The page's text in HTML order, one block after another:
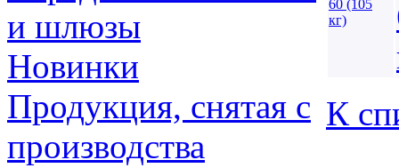
и шлюзы
Новинки
Продукция, снятая с
производства
К